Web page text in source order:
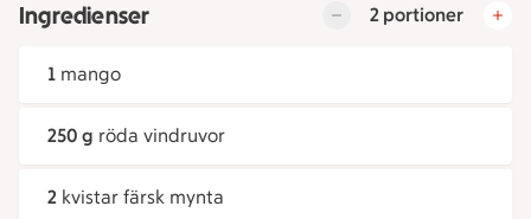
Ingredienser 2 portioner
1 mango
250 g röda vindruvor
2 kvistar färsk mynta